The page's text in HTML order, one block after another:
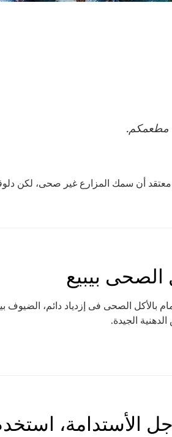
مطعمكم.
أن سمك المزارع غير صحى، لكن
الصحى بيبيع
بالأكل الصحى فى إزدياد دائم،
الجيدة.
الأستدامة،